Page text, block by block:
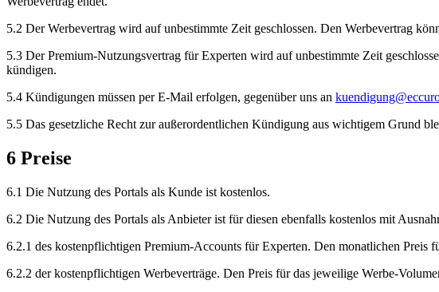
5.2 Der Werbevertrag wird auf unbestimmte Zeit geschlossen. Den Werbevertrag
5.3 Der Premium-Nutzungsvertrag für Experten wird auf unbestimmte Zeit
kündigen.
5.4 Kündigungen müssen per E-Mail erfolgen, gegenüber uns an
5.5 Das gesetzliche Recht zur außerordentlichen Kündigung aus wichtigem Grund
6 Preise
6.1 Die Nutzung des Portals als Kunde ist kostenlos.
6.2 Die Nutzung des Portals als Anbieter ist für diesen ebenfalls kostenlos mit
6.2.1 des kostenpflichtigen Premium-Accounts für Experten. Den monatlichen Preis
6.2.2 der kostenpflichtigen Werbeverträge. Den Preis für das jeweilige Werbe-